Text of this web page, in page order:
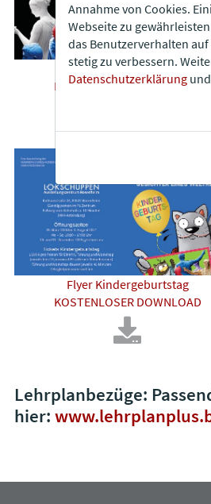
Plakat
KOSTENLOSER DOWNLOAD
Flyer Kindergeburtstag
KOSTENLOSER DOWNLOAD
Lehrplanbezüge:
hier:
Annahme von Cookies.
Webseite zu
das Benutzerverhalten
stetig zu verbessern.
Datenschutzerklärung